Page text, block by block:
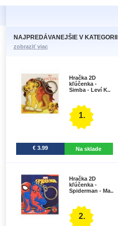
NAJPREDÁVANEJŠIE V KATEGORII
zobraziť viac
Hračka 2D
kľúčenka -
Simba - Leví K..
1.
€ 3.99 Na sklade
Hračka 2D
kľúčenka -
Spiderman - Ma..
2.